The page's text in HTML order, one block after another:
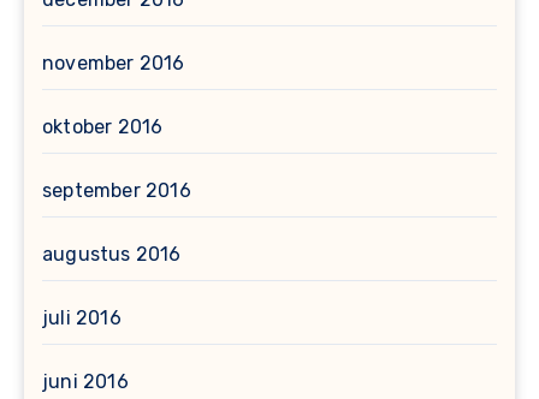
november 2016
oktober 2016
september 2016
augustus 2016
juli 2016
juni 2016